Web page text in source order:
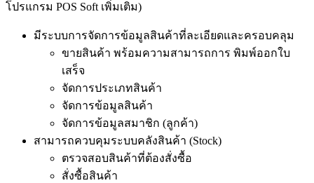
โปรแกรม POS Soft เพิ่มเติม)
มีระบบการจัดการข้อมูลสินค้าที่ละเอียดและครอบคลุม
ขายสินค้า พร้อมความสามารถการ พิมพ์ออกใบ
เสร็จ
จัดการประเภทสินค้า
จัดการข้อมูลสินค้า
จัดการข้อมูลสมาชิก (ลูกค้า)
สามารถควบคุมระบบคลังสินค้า (Stock)
ตรวจสอบสินค้าที่ต้องสั่งซื้อ
สั่งซื้อสินค้า